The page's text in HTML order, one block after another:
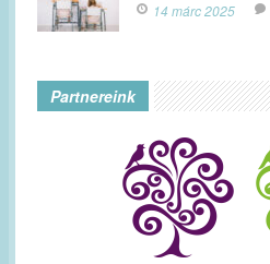
14 márc 2025
Partnereink